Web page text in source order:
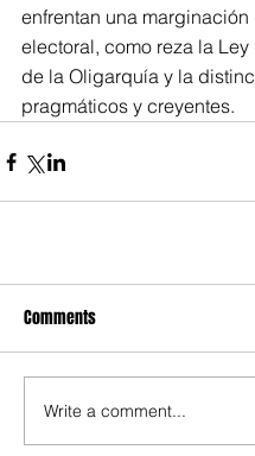
enfrentan una marginación
electoral, como reza la
de la Oligarquía y la
pragmáticos y creyentes.
Comments
Write a comment...